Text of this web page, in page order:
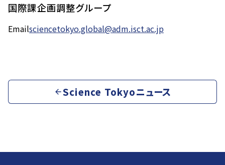
国際課企画調整グループ
Emailsciencetokyo.global@adm.isct.ac.jp
Science Tokyoニュース